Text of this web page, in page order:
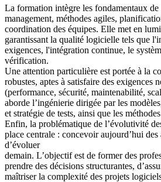
La formation intègre les fondamentaux
management, méthodes agiles,
coordination des équipes. Elle met en
garantissant la qualité logicielle tels que
exigences, l'intégration continue, le
vérification.
Une attention particulière est portée à la
robustes, aptes à satisfaire des exigences
(performance, sécurité, maintenabilité,
aborde l’ingénierie dirigée par les
et stratégie de tests, ainsi que les
Enfin, la problématique de l’évolutivité
place centrale : concevoir aujourd’hui des
d’évoluer
demain. L’objectif est de former des
prendre des décisions structurantes,
maîtriser la complexité des projets